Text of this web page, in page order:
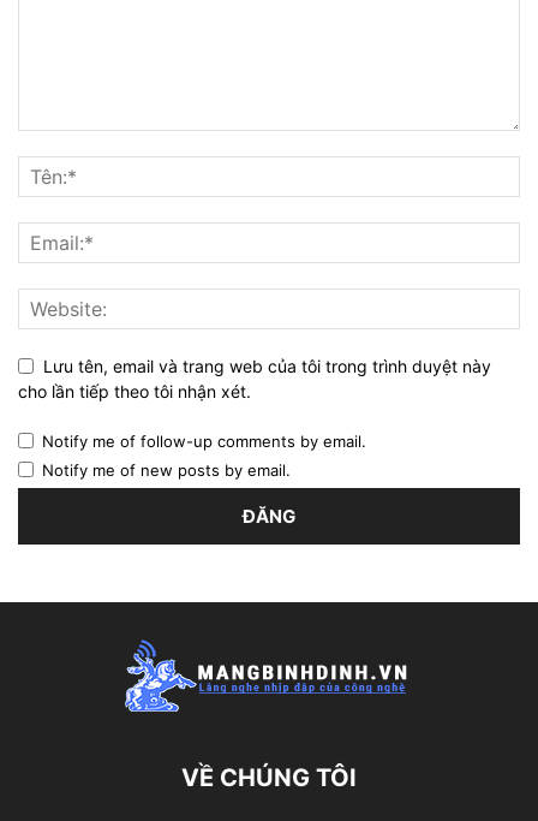
Lưu tên, email và trang web của tôi trong trình duyệt này
cho lần tiếp theo tôi nhận xét.
Notify me of follow-up comments by email.
Notify me of new posts by email.
VỀ CHÚNG TÔI